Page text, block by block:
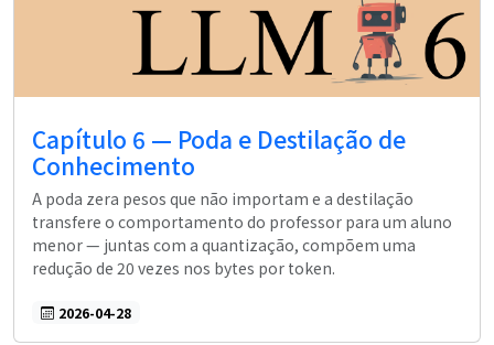
Capítulo 6 — Poda e Destilação de
Conhecimento
A poda zera pesos que não importam e a destilação
transfere o comportamento do professor para um aluno
menor — juntas com a quantização, compõem uma
redução de 20 vezes nos bytes por token.
2026-04-28